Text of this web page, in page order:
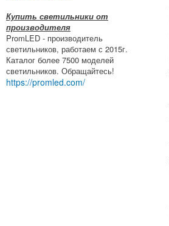
Купить светильники от
производителя
PromLED - производитель
светильников, работаем с 2015г.
Каталог более 7500 моделей
светильников. Обращайтесь!
https://promled.com/